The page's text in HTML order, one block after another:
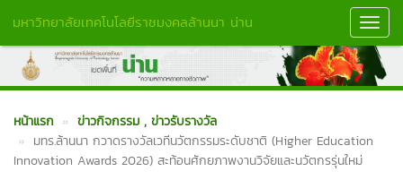
มหาวิทยาลัยเทคโนโลยีราชมงคลล้านนา น่าน
หน้าแรก ข่าวกิจกรรม , ข่าวรับรางวัล
มทร.ล้านนา กวาดรางวัลเวทีนวัตกรรมระดับชาติ (Higher Education
Innovation Awards 2026) สะท้อนศักยภาพงานวิจัยและนวัตกรรุ่นใหม่